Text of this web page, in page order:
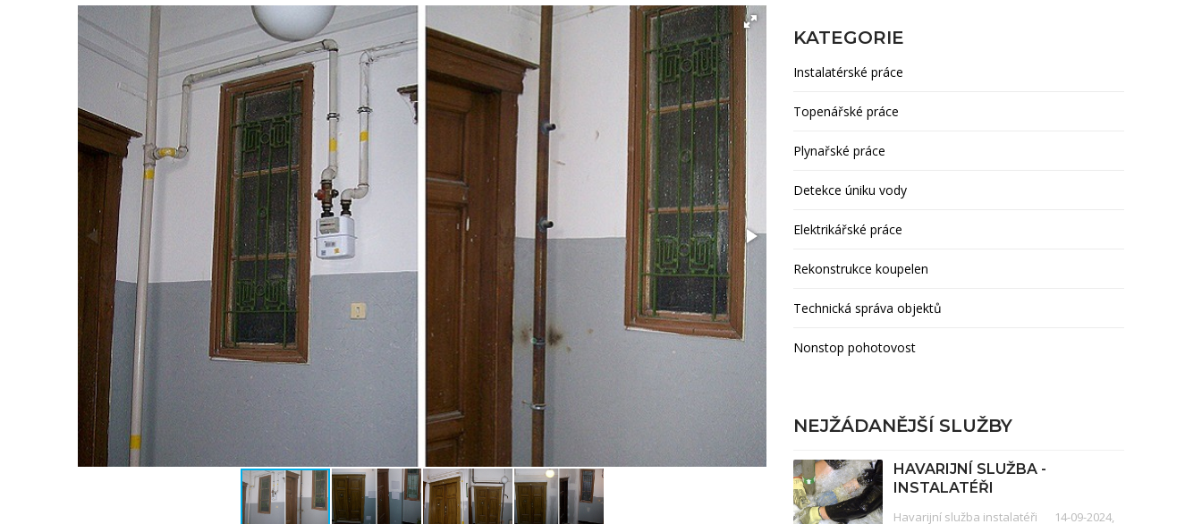
KATEGORIE
Instalatérské práce
Topenářské práce
Plynařské práce
Detekce úniku vody
Elektrikářské práce
Rekonstrukce koupelen
Technická správa objektů
Nonstop pohotovost
NEJŽÁDANĚJŠÍ SLUŽBY
HAVARIJNÍ SLUŽBA -
INSTALATÉŘI
Havarijní služba instalatéři
14-09-2024,